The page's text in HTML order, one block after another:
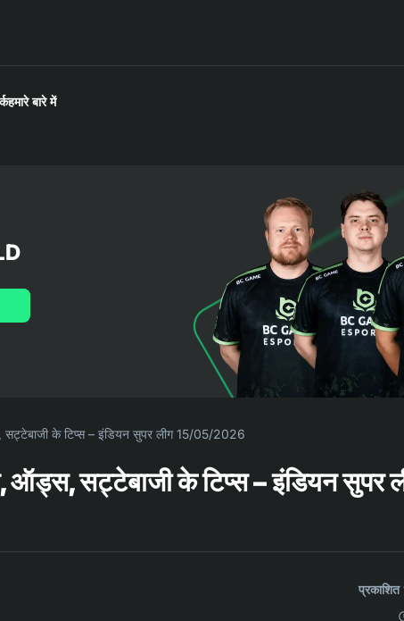
हमारे बारे में
सट्टेबाजी के टिप्स – इंडियन सुपर लीग 15/05/2026
ऑड्स, सट्टेबाजी के टिप्स – इंडियन सुपर